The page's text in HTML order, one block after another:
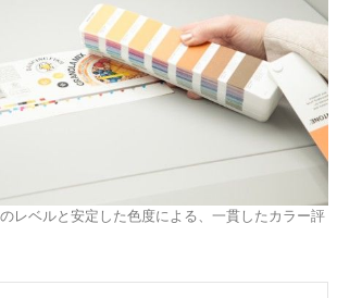
レベルと安定した色度による、一貫したカラー評